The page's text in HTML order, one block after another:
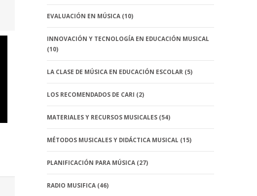
EVALUACIÓN EN MÚSICA(10)
INNOVACIÓN Y TECNOLOGÍA EN EDUCACIÓN MUSICAL
(10)
LA CLASE DE MÚSICA EN EDUCACIÓN ESCOLAR(5)
LOS RECOMENDADOS DE CARI (2)
MATERIALES Y RECURSOS MUSICALES(54)
MÉTODOS MUSICALES Y DIDÁCTICA MUSICAL (15)
PLANIFICACIÓN PARA MÚSICA(27)
RADIO MUSIFICA(46)